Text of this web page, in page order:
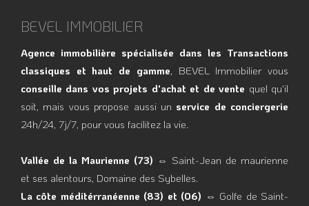
BEVEL IMMOBILIER
Agence immobilière spécialisée dans les Transactions
classiques et haut de gamme, BEVEL Immobilier vous
conseille dans vos projets d'achat et de vente quel qu'il
soit, mais vous propose aussi un service de conciergerie
24h/24, 7j/7, pour vous facilitez la vie.
Vallée de la Maurienne (73) ⇔ Saint-Jean de maurienne
et ses alentours, Domaine des Sybelles.
La côte méditérranéenne (83) et (06) ⇔ Golfe de Saint-